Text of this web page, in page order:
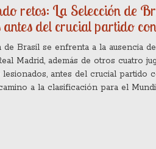
retos: La Selección de
antes del crucial partido
de Brasil se enfrenta a la ausencia
Madrid, además de otros cuatro
lesionados, antes del crucial partido
a la clasificación para el
que se disputará el 10 de octubre,